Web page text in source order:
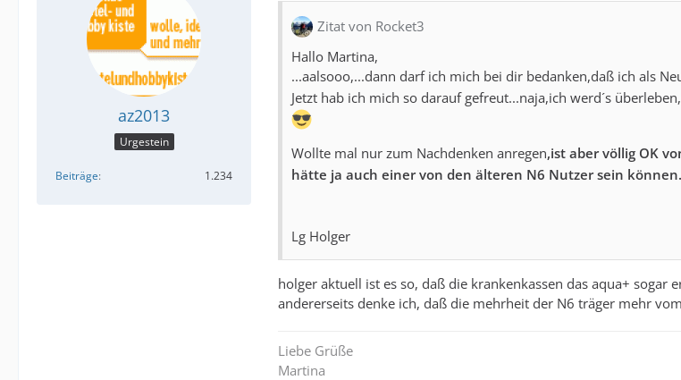
az2013
Urgestein
Beiträge 1.234
Zitat von Rocket3
Hallo Martina,
...aalsooo,...dann darf ich mich bei dir bedanken,daß ich als
Jetzt hab ich mich so darauf gefreut...naja,ich werd´s
Wollte mal nur zum Nachdenken anregen,ist aber völlig OK
hätte ja auch einer von den älteren N6 Nutzer sein können.
Lg Holger
holger aktuell ist es so, daß die krankenkassen das aqua+ sogar
andererseits denke ich, daß die mehrheit der N6 träger mehr
Liebe Grüße
Martina